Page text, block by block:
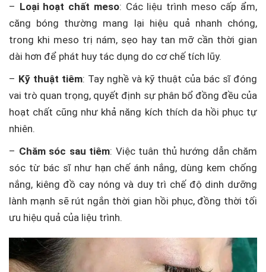
– Loại hoạt chất meso: Các liệu trình meso cấp ẩm,
căng bóng thường mang lại hiệu quả nhanh chóng,
trong khi meso trị nám, sẹo hay tan mỡ cần thời gian
dài hơn để phát huy tác dụng do cơ chế tích lũy.
– Kỹ thuật tiêm: Tay nghề và kỹ thuật của bác sĩ đóng
vai trò quan trọng, quyết định sự phân bổ đồng đều của
hoạt chất cũng như khả năng kích thích da hồi phục tự
nhiên.
– Chăm sóc sau tiêm: Việc tuân thủ hướng dẫn chăm
sóc từ bác sĩ như hạn chế ánh nắng, dùng kem chống
nắng, kiêng đồ cay nóng và duy trì chế độ dinh dưỡng
lành mạnh sẽ rút ngắn thời gian hồi phục, đồng thời tối
ưu hiệu quả của liệu trình.